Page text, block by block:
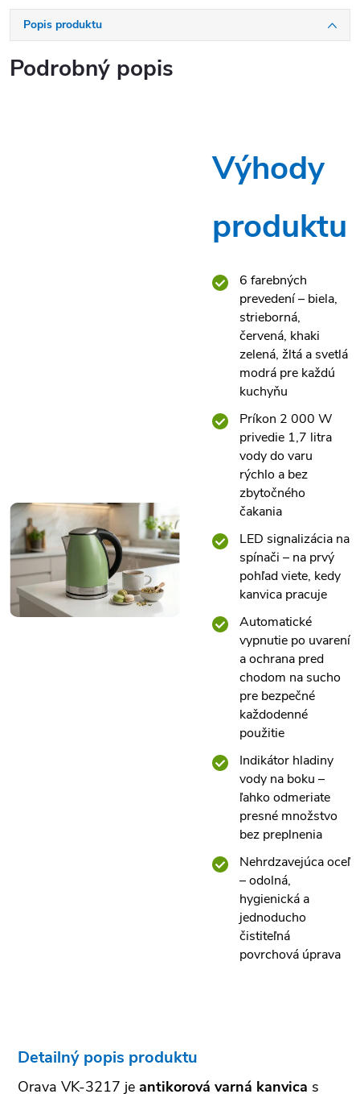
Popis produktu
Podrobný popis
Výhody
produktu
6 farebných
prevedení – biela,
strieborná,
červená, khaki
zelená, žltá a svetlá
modrá pre každú
kuchyňu
Príkon 2 000 W
privedie 1,7 litra
vody do varu
rýchlo a bez
zbytočného
čakania
LED signalizácia na
spínači – na prvý
pohľad viete, kedy
kanvica pracuje
Automatické
vypnutie po uvarení
a ochrana pred
chodom na sucho
pre bezpečné
každodenné
použitie
Indikátor hladiny
vody na boku –
ľahko odmeriate
presné množstvo
bez preplnenia
Nehrdzavejúca oceľ
– odolná,
hygienická a
jednoducho
čistiteľná
povrchová úprava
Detailný popis produktu
Orava VK-3217 je antikorová varná kanvica s